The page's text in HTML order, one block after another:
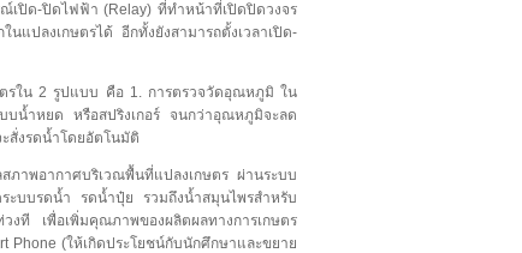
เปิด-ปิดไฟฟ้า (Relay) ที่ทำหน้าที่เปิดปิดวงจร
ปลงเกษตรได้ อีกทั้งยังสามารถตั้งเวลาเปิด-
ตรใน 2 รูปแบบ คือ 1. การตรวจวัดอุณหภูมิ ใน
บน้ำหยด หรือสปริงเกอร์ จนกว่าอุณหภูมิจะลด
สั่งรดน้ำโดยอัตโนมัติ
ภาพอากาศบริเวณพื้นที่แปลงเกษตร ผ่านระบบ
ะบบรดน้ำ รดน้ำปุ๋ย รวมถึงน้ำสมุนไพรสำหรับ
งที เพื่อเพิ่มคุณภาพของผลิตผลทางการเกษตร
Phone (ให้เกิดประโยชน์กับนักศึกษาและขยาย